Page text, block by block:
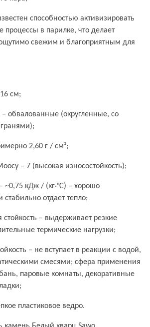
способностью активизировать
процессы в парилке, что делает
свежим и благоприятным для
см;
– обвалованные (округленные, со
2,60 г / см³;
– 7 (высокая износостойкость);
~0,75 кДж / (кг·°С) – хорошо
стабильно отдает тепло;
стойкость – выдерживает резкие
термические нагрузки;
– не вступает в реакции с водой,
смесями; сфера применения
паровые комнаты, декоративные
пластиковое ведро.